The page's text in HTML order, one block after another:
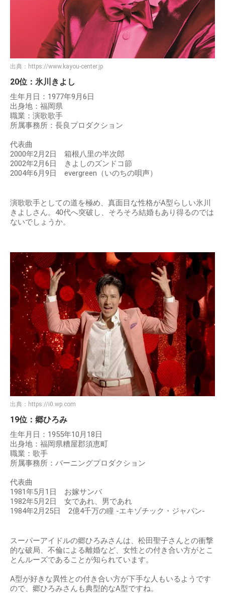
出典： https://www.kayou-center.jp
20位：氷川きよし
生年月日：1977年9月6日
出身地：福岡県
職業：演歌歌手
所属事務所：長良プロダクション
代表曲
2000年2月2日 箱根八里の半次郎
2002年2月6日 きよしのズンドコ節
2004年6月9日 evergreen（いのちの唄声）
演歌歌手としての道を極め、真面目な性格がA型らしい氷川
きよしさん。40代へ突破し、そろそろ結婚もあり得るのでは
ないでしょうか。
出典： https://i0.wp.com
19位：郷ひろみ
生年月日：1955年10月18日
出身地：福岡県糟屋郡須恵町
職業：歌手
所属事務所：バーニングプロダクション
代表曲
1981年5月1日 お嫁サンバ
1982年5月2日 女であれ、男であれ
1984年2月25日 2億4千万の瞳 -エキゾチック・ジャパン-
スーパーアイドルの郷ひろみさんは、松田聖子さんとの衝撃
的な破局、不倫による離婚など、女性との付き合い方がとこ
とんルーズであることが知られています。
A型が好きな異性との付き合い方が下手な人もいるようです
ので、郷ひろみさんも典型的なA型ですね。